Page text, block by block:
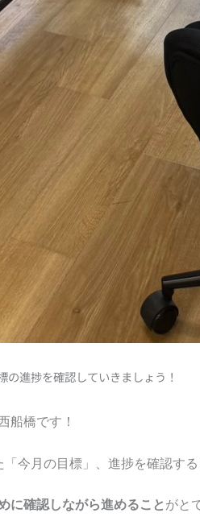
の進捗を確認していきましょう！
船橋です！
今月の目標」、進捗を確認す
に確認しながら進めることがと